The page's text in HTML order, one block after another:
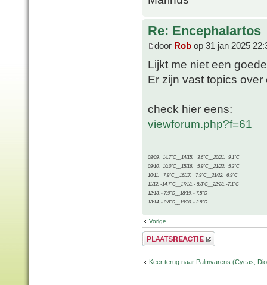
Re: Encephalartos
door Rob op 31 jan 2025
Lijkt me niet een
Er zijn vast topics
check hier eens:
viewforum.php?f=61
08/09, -14.7°C__14/15, - 3.6°C__20/21, -9.1°C
09/10, -10.0°C__15/16, - 5.9°C__21/22, -5.2°C
10/11, - 7.9°C__16/17, - 7.9°C__21/22, -6.9°C
11/12, -14.7°C__17/18, - 8.3°C__22/23, -7.1°C
12/13, - 7.9°C__18/19, - 7.5°C
13/14, - 0.8°C__19/20, - 2.8°C
Vorige
Plaats een reactie
Keer terug naar Palmvarens (Cycas,